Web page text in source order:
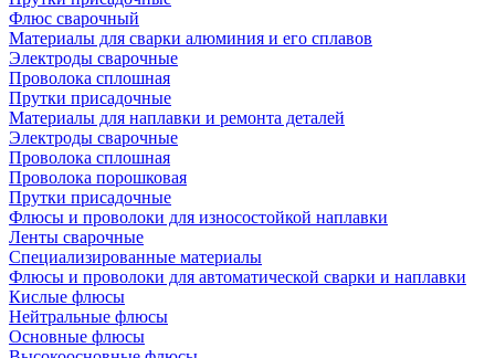
Флюс сварочный
Материалы для сварки алюминия и его сплавов
Электроды сварочные
Проволока сплошная
Прутки присадочные
Материалы для наплавки и ремонта деталей
Электроды сварочные
Проволока сплошная
Проволока порошковая
Прутки присадочные
Флюсы и проволоки для износостойкой наплавки
Ленты сварочные
Специализированные материалы
Флюсы и проволоки для автоматической сварки и наплавки
Кислые флюсы
Нейтральные флюсы
Основные флюсы